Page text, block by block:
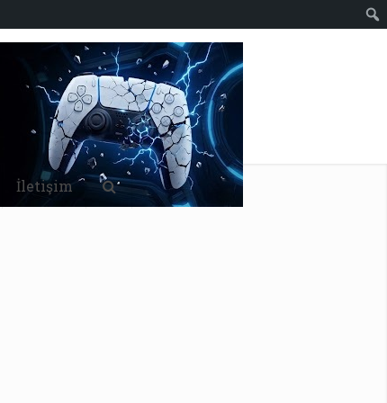
İletişim